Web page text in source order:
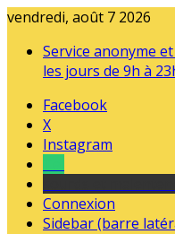
vendredi, août 7 2026
Service anonyme
les jours de 9h à
Facebook
X
Instagram
Connexion
Sidebar (barre